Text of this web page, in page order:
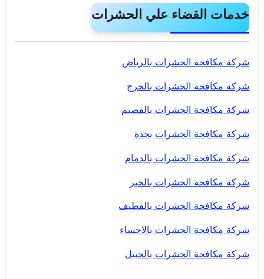
خدمات القضاء علي الحشرات
شركة مكافحة الحشرات بالرياض
شركة مكافحة الحشرات بالخرج
شركة مكافحة الحشرات بالقصيم
شركة مكافحة الحشرات بجدة
شركة مكافحة الحشرات بالدمام
شركة مكافحة الحشرات بالخبر
شركة مكافحة الحشرات بالقطيف
شركة مكافحة الحشرات بالاحساء
شركة مكافحة الحشرات بالجبيل